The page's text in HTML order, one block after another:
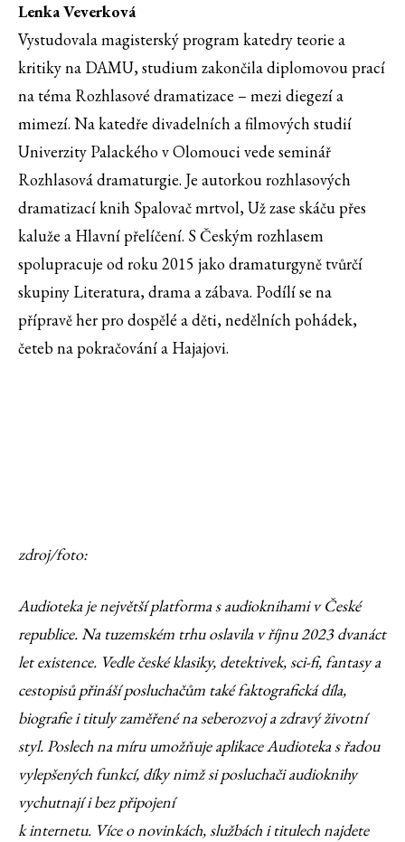
Lenka Veverková
Vystudovala magisterský program katedry teorie a
kritiky na DAMU, studium zakončila diplomovou prací
na téma Rozhlasové dramatizace – mezi diegezí a
mimezí. Na katedře divadelních a filmových studií
Univerzity Palackého v Olomouci vede seminář
Rozhlasová dramaturgie. Je autorkou rozhlasových
dramatizací knih Spalovač mrtvol, Už zase skáču přes
kaluže a Hlavní přelíčení. S Českým rozhlasem
spolupracuje od roku 2015 jako dramaturgyně tvůrčí
skupiny Literatura, drama a zábava. Podílí se na
přípravě her pro dospělé a děti, nedělních pohádek,
četeb na pokračování a Hajajovi.
zdroj/foto:
Audioteka je největší platforma s audioknihami v České
republice. Na tuzemském trhu oslavila v říjnu 2023 dvanáct
let existence. Vedle české klasiky, detektivek, sci-fi, fantasy a
cestopisů přináší posluchačům také faktografická díla,
biografie i tituly zaměřené na seberozvoj a zdravý životní
styl. Poslech na míru umožňuje aplikace Audioteka s řadou
vylepšených funkcí, díky nimž si posluchači audioknihy
vychutnají i bez připojení
k internetu. Více o novinkách, službách i titulech najdete